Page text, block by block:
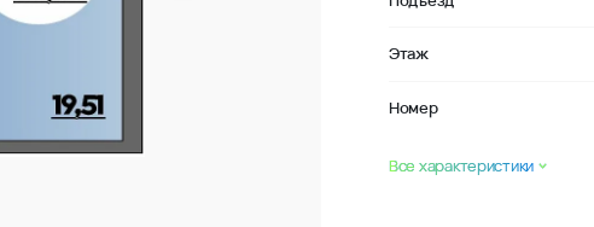
Этаж
Номер
Все характеристики